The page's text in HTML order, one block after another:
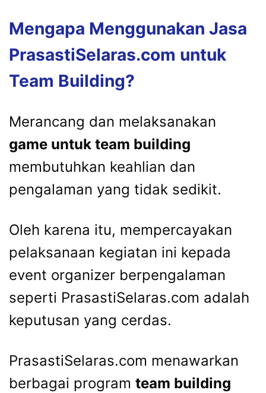
Mengapa Menggunakan Jasa
PrasastiSelaras.com untuk
Team Building?
Merancang dan melaksanakan
game untuk team building
membutuhkan keahlian dan
pengalaman yang tidak sedikit.
Oleh karena itu, mempercayakan
pelaksanaan kegiatan ini kepada
event organizer berpengalaman
seperti PrasastiSelaras.com adalah
keputusan yang cerdas.
PrasastiSelaras.com menawarkan
berbagai program team building